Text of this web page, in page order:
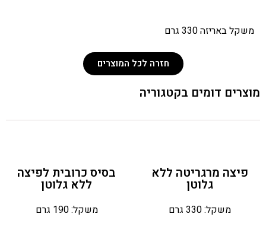
משקל באריזה 330 גרם
חזרה לכל המוצרים
דומים בקטגוריה
פיצה מרגריטה ללא
גלוטן
משקל: 330 גרם
בסיס כרובית לפיצה
ללא גלוטן
משקל: 190 גרם